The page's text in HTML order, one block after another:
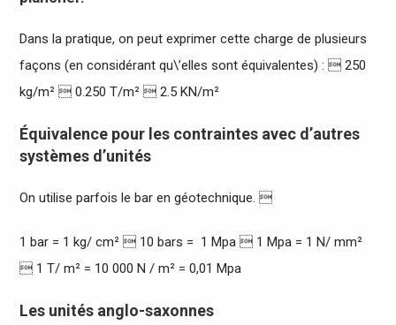
Dans la pratique, on peut exprimer cette charge de plusieurs
façons (en considérant qu\’elles sont équivalentes) :  250
kg/m²  0.250 T/m²  2.5 KN/m²
Équivalence pour les contraintes avec d’autres
systèmes d’unités
On utilise parfois le bar en géotechnique. 
1 bar = 1 kg/ cm²  10 bars = 1 Mpa  1 Mpa = 1 N/ mm²
 1 T/ m² = 10 000 N / m² = 0,01 Mpa
Les unités anglo-saxonnes